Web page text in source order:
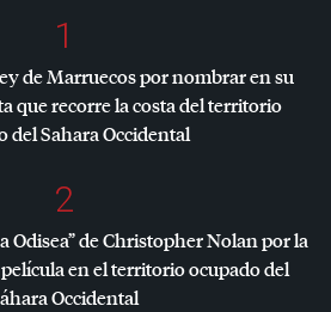
1
de Marruecos por nombrar en su
que recorre la costa del territorio
del Sahara Occidental
2
Odisea” de Christopher Nolan por la
en el territorio ocupado del
Occidental